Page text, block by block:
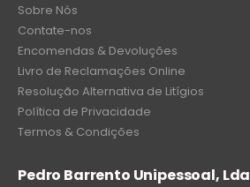
Sobre Nós
Contate-nos
Encomendas & Devoluções
Livro de Reclamações Online
Resolução Alternativa de Litígios
Política de Privacidade
Termos & Condições
Pedro Barrento Unipessoal, Lda